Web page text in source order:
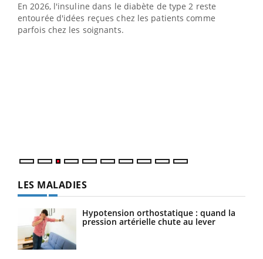
En 2026, l'insuline dans le diabète de type 2 reste
entourée d'idées reçues chez les patients comme
parfois chez les soignants.
LES MALADIES
Hypotension orthostatique : quand la
pression artérielle chute au lever